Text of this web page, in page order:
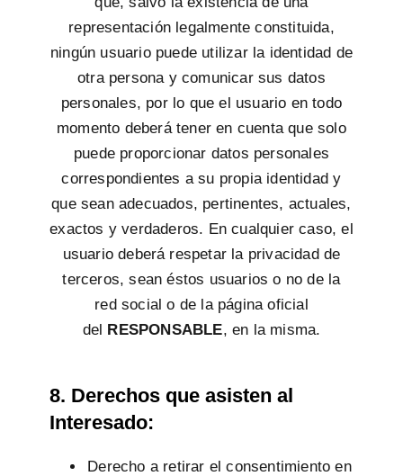
representación legalmente constituida,
ningún usuario puede utilizar la identidad de
otra persona y comunicar sus datos
personales, por lo que el usuario en todo
momento deberá tener en cuenta que solo
puede proporcionar datos personales
correspondientes a su propia identidad y
que sean adecuados, pertinentes, actuales,
exactos y verdaderos. En cualquier caso, el
usuario deberá respetar la privacidad de
terceros, sean éstos usuarios o no de la
red social o de la página oficial
del
RESPONSABLE, en la misma.
8. Derechos que asisten al
Interesado:
Derecho a retirar el consentimiento en